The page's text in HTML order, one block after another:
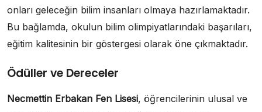
onları geleceğin bilim insanları olmaya hazırlamaktadır.
Bu bağlamda, okulun bilim olimpiyatlarındaki başarıları,
eğitim kalitesinin bir göstergesi olarak öne çıkmaktadır.
Ödüller ve Dereceler
Necmettin Erbakan Fen Lisesi, öğrencilerinin ulusal ve